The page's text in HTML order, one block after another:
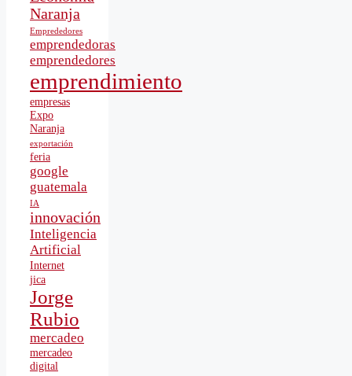
Naranja
Emprededores
emprendedoras
emprendedores
emprendimiento
empresas
Expo
Naranja
exportación
feria
google
guatemala
IA
innovación
Inteligencia
Artificial
Internet
jica
Jorge
Rubio
mercadeo
mercadeo
digital